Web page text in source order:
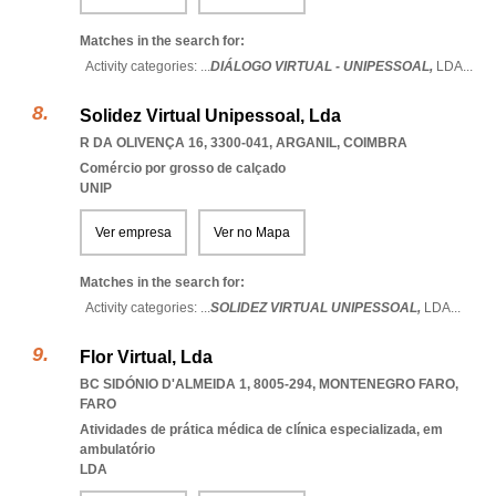
Matches in the search for:
Activity categories: ...DIÁLOGO VIRTUAL - UNIPESSOAL, LDA...
Solidez Virtual Unipessoal, Lda
R DA OLIVENÇA 16, 3300-041, ARGANIL, COIMBRA
Comércio por grosso de calçado
UNIP
Ver empresa Ver no Mapa
Matches in the search for:
Activity categories: ...SOLIDEZ VIRTUAL UNIPESSOAL, LDA...
Flor Virtual, Lda
BC SIDÓNIO D'ALMEIDA 1, 8005-294, MONTENEGRO FARO,
FARO
Atividades de prática médica de clínica especializada, em
ambulatório
LDA